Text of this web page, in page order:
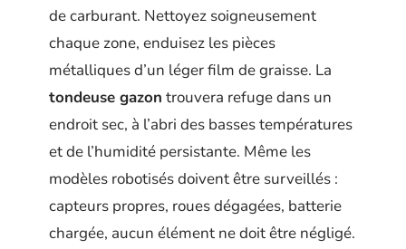
de carburant. Nettoyez soigneusement
chaque zone, enduisez les pièces
métalliques d’un léger film de graisse. La
tondeuse gazon trouvera refuge dans un
endroit sec, à l’abri des basses températures
et de l’humidité persistante. Même les
modèles robotisés doivent être surveillés :
capteurs propres, roues dégagées, batterie
chargée, aucun élément ne doit être négligé.